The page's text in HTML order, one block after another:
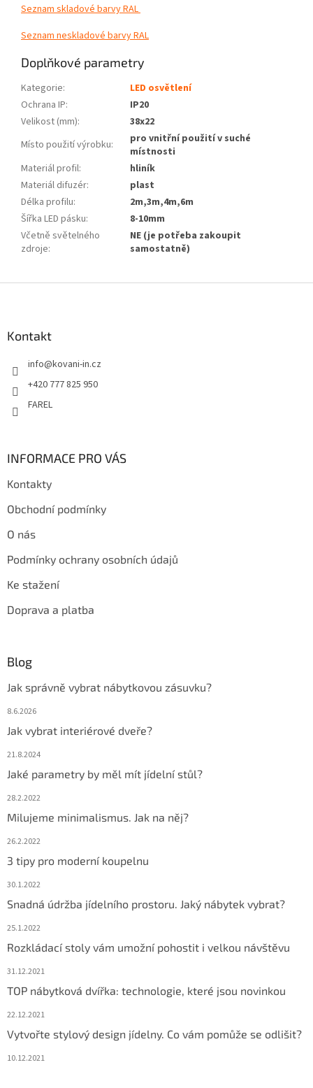
Seznam skladové barvy RAL
Seznam neskladové barvy RAL
Doplňkové parametry
Kategorie:
LED osvětlení
Ochrana IP:
IP20
Velikost (mm):
38x22
Místo použití výrobku:
pro vnitřní použití v suché
místnosti
Materiál profil:
hliník
Materiál difuzér:
plast
Délka profilu:
2m,3m,4m,6m
Šířka LED pásku:
8-10mm
Včetně světelného
zdroje:
NE (je potřeba zakoupit
samostatně)
Kontakt
info@kovani-in.cz
+420 777 825 950
FAREL
INFORMACE PRO VÁS
Kontakty
Obchodní podmínky
O nás
Podmínky ochrany osobních údajů
Ke stažení
Doprava a platba
Blog
Jak správně vybrat nábytkovou zásuvku?
8.6.2026
Jak vybrat interiérové dveře?
21.8.2024
Jaké parametry by měl mít jídelní stůl?
28.2.2022
Milujeme minimalismus. Jak na něj?
26.2.2022
3 tipy pro moderní koupelnu
30.1.2022
Snadná údržba jídelního prostoru. Jaký nábytek vybrat?
25.1.2022
Rozkládací stoly vám umožní pohostit i velkou návštěvu
31.12.2021
TOP nábytková dvířka: technologie, které jsou novinkou
22.12.2021
Vytvořte stylový design jídelny. Co vám pomůže se odlišit?
10.12.2021